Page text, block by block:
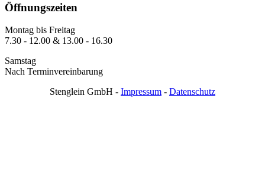
Öffnungszeiten
Montag bis Freitag
7.30 - 12.00 & 13.00 - 16.30
Samstag
Nach Terminvereinbarung
Stenglein GmbH - Impressum - Datenschutz